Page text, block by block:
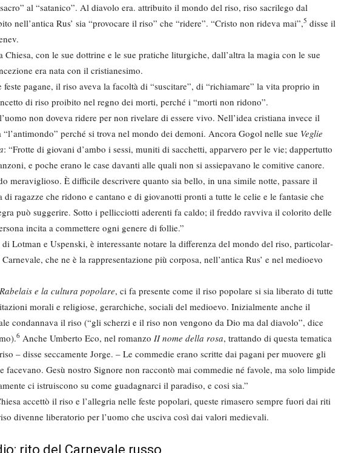
al “satanico”. Al dia­volo era. attribuito il mondo del riso, riso sacrilego dal
nell’antica Rus’ sia “provo­care il riso” che “ridere”. “Cristo non rideva mai”,5 disse il
Chiesa, con le sue dottrine e le sue pratiche liturgi­che, dall’altra la magia con le sue
era nata con il cristianesimo.
feste pagane, il riso aveva la facoltà di “suscitare”, di “richiamare” la vita proprio in
di riso proi­bito nel regno dei morti, perché i “morti non ridono”.
non do­veva ridere per non rivelare di essere vivo. Nell’idea cristiana invece il
perché si trova nel mondo dei demoni. Ancora Gogol nelle sue Veglie
: “Frotte di giovani d’ambo i sessi, muniti di sacchetti, ap­parvero per le vie; dappertutto
e poche erano le case davanti alle quali non si assie­pavano le comitive canore.
meraviglioso. È diffi­cile descrivere quanto sia bello, in una simile notte, passare il
ragazze che ridono e can­tano e di giovanotti pronti a tutte le celie e le fantasie che
può suggerire. Sotto i pellic­ciotti aderenti fa caldo; il freddo rav­viva il colorito delle
incita a commettere ogni genere di follie.”
Lotman e Uspenski, è interessante notare la dif­ferenza del mondo del riso, particolar­
che ne è la rappresentazione più corposa, nell’antica Rus’ e nel medioevo
e la cultura popolare, ci fa presente come il riso popolare si sia liberato di tutte
morali e religiose, gerarchiche, sociali del me­dioevo. Inizialmente anche il
condannava il riso (“gli scherzi e il riso non vengono da Dio ma dal diavolo”, dice
6 Anche Umberto Eco, nel romanzo II nome della rosa, trattando di questa tematica
– disse seccamen­te Jorge. – Le commedie erano scritte dai pagani per muovere gli
facevano. Gesù nostro Signore non raccontò mai commedie né favole, ma solo limpide
ci istruiscono su come guadagnarci il paradiso, e cosi sia.”
accettò il riso e l’allegria nelle feste popolari, queste rimasero sempre fuori dai riti
divenne li­beratorio per l’uomo che usciva così dai valori medievali.
rito del Carnevale russo